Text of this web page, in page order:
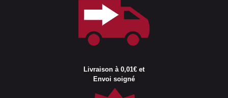
Livraison à 0,01€ et
Envoi soigné